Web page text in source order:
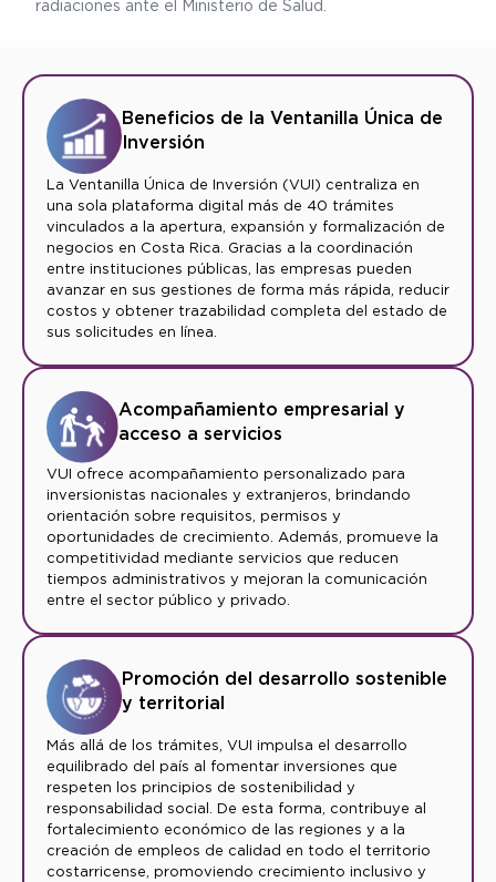
radiaciones ante el Ministerio de Salud.
Beneficios de la Ventanilla Única de
Inversión
La Ventanilla Única de Inversión (VUI) centraliza en
una sola plataforma digital más de 40 trámites
vinculados a la apertura, expansión y formalización de
negocios en Costa Rica. Gracias a la coordinación
entre instituciones públicas, las empresas pueden
avanzar en sus gestiones de forma más rápida, reducir
costos y obtener trazabilidad completa del estado de
sus solicitudes en línea.
Acompañamiento empresarial y
acceso a servicios
VUI ofrece acompañamiento personalizado para
inversionistas nacionales y extranjeros, brindando
orientación sobre requisitos, permisos y
oportunidades de crecimiento. Además, promueve la
competitividad mediante servicios que reducen
tiempos administrativos y mejoran la comunicación
entre el sector público y privado.
Promoción del desarrollo sostenible
y territorial
Más allá de los trámites, VUI impulsa el desarrollo
equilibrado del país al fomentar inversiones que
respeten los principios de sostenibilidad y
responsabilidad social. De esta forma, contribuye al
fortalecimiento económico de las regiones y a la
creación de empleos de calidad en todo el territorio
costarricense, promoviendo crecimiento inclusivo y